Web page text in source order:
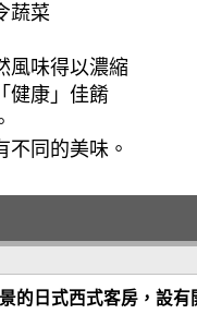
蔬菜
風味得以濃縮
健康」佳餚
不同的美味。
的日式西式客房，設有